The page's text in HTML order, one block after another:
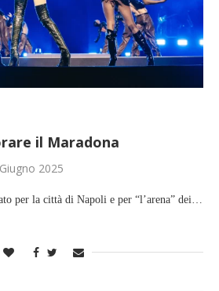
il Maradona
2025
per la città di Napoli e per “l’arena” dei…